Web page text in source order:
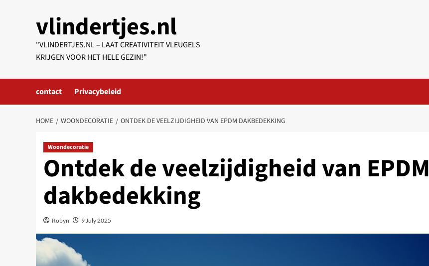
vlindertjes.nl
"VLINDERTJES.NL – LAAT CREATIVITEIT VLEUGELS
KRIJGEN VOOR HET HELE GEZIN!"
contact Privacybeleid
HOME WOONDECORATIE ONTDEK DE VEELZIJDIGHEID VAN EPDM DAKBEDEKKING
Woondecoratie
Ontdek de veelzijdigheid van EPDM
dakbedekking
Robyn 9 July 2025